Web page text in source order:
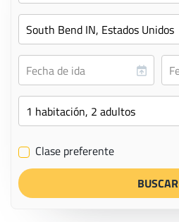
✔ Clase preferente